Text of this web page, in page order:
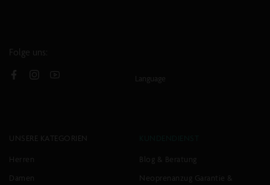
Folge uns:
Language
UNSERE KATEGORIEN
Herren
Damen
Blog & Beratung
Neoprenanzug Garantie &